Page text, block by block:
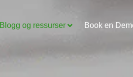
Blogg og ressurser Book en